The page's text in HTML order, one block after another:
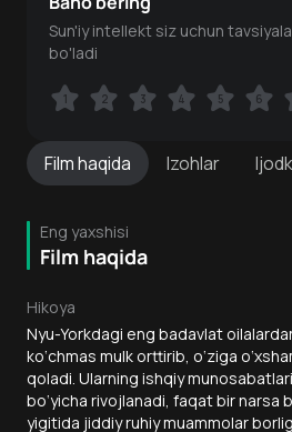
Filmhaqida Izohlar
Eng yaxshisi
Film haqida
Hikoya
Nyu-Yorkdagi eng badavlat
ko‘chmas mulk orttirib, o‘ziga
qoladi. Ularning ishqiy
bo‘yicha rivojlanadi, faqat bir narsa
yigitida jiddiy ruhiy muammolar
Sun'iy intellekt siz uchun
bo'ladi
1 2 3 4 5 6
1 2 3 4 5 6